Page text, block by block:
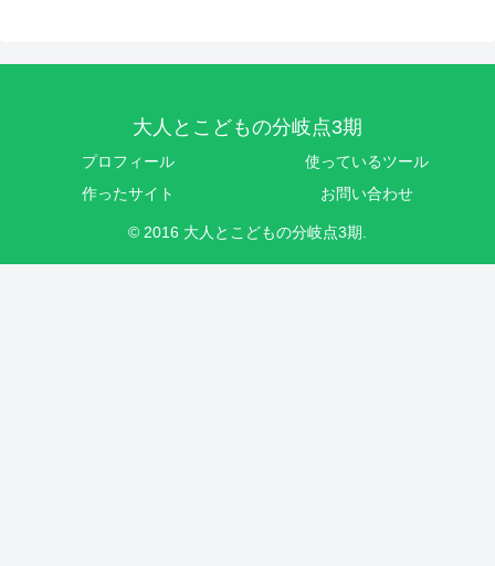
大人とこどもの分岐点3期
プロフィール
使っているツール
作ったサイト
お問い合わせ
© 2016 大人とこどもの分岐点3期.